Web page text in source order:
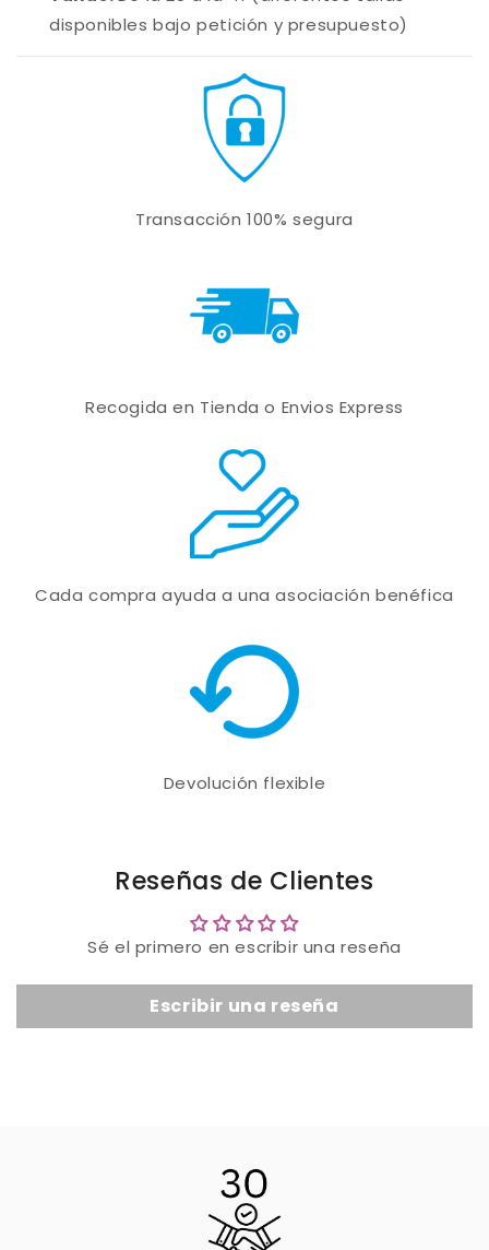
disponibles bajo petición y presupuesto)
Transacción 100% segura
Recogida en Tienda o Envios Express
Cada compra ayuda a una asociación benéfica
Devolución flexible
Reseñas de Clientes
Sé el primero en escribir una reseña
Escribir una reseña